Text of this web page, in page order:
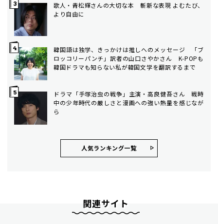
歌人・青松輝さんの大切な本 斬新な表現 よむたび、
より自由に
韓国語は独学、きっかけは推しへのメッセージ 「ブ
ロッコリーパンチ」訳者の山口さやかさん K-POPも
韓国ドラマも知らない私が韓国文学を翻訳するまで
ドラマ「手塚治虫の戦争」主演・高良健吾さん 戦時
中の少年時代の厳しさと漫画への強い熱量を感じなが
ら
人気ランキング⼀覧
関連サイト